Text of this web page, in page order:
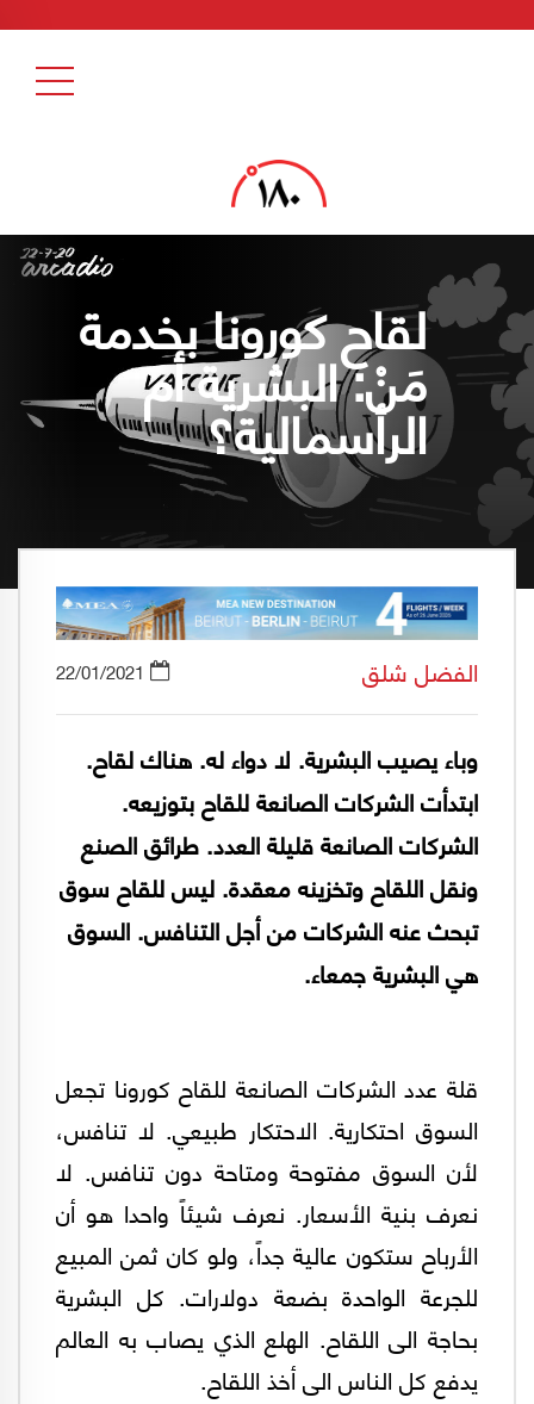
لقاح كورونا بخدمة
مَنْ: البشرية أم
الرأسمالية؟
الفضل شلق 22/01/2021
وباء يصيب البشرية. لا دواء له. هناك لقاح.
ابتدأت الشركات الصانعة للقاح بتوزيعه.
الشركات الصانعة قليلة العدد. طرائق الصنع
ونقل اللقاح وتخزينه معقدة. ليس للقاح سوق
تبحث عنه الشركات من أجل التنافس. السوق
هي البشرية جمعاء.
قلة عدد الشركات الصانعة للقاح كورونا تجعل
السوق احتكارية. الاحتكار طبيعي. لا تنافس،
لأن السوق مفتوحة ومتاحة دون تنافس. لا
نعرف بنية الأسعار. نعرف شيئاً واحدا هو أن
الأرباح ستكون عالية جداً، ولو كان ثمن المبيع
للجرعة الواحدة بضعة دولارات. كل البشرية
بحاجة الى اللقاح. الهلع الذي يصاب به العالم
يدفع كل الناس الى أخذ اللقاح.